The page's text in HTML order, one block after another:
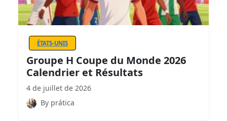
ÉTATS-UNIS
Groupe H Coupe du Monde 2026
Calendrier et Résultats
4 de juillet de 2026
By prática